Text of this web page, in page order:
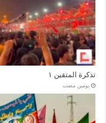
تذكرة المتقين ١
‏يومين مضت